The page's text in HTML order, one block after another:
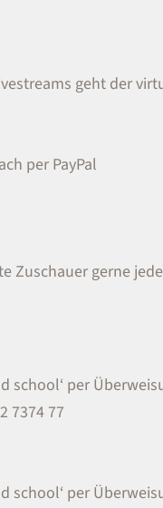
geht der
per PayPal
Zuschauer gerne
school‘ per
7374 77
school‘ per